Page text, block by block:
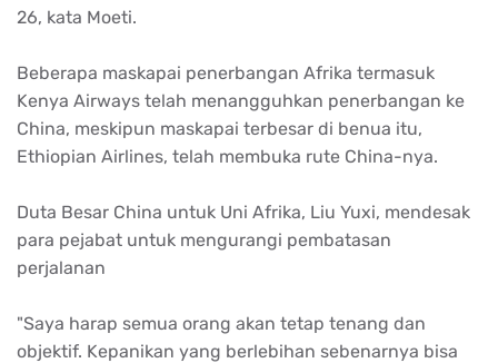
26, kata Moeti.
Beberapa maskapai penerbangan Afrika termasuk
Kenya Airways telah menangguhkan penerbangan ke
China, meskipun maskapai terbesar di benua itu,
Ethiopian Airlines, telah membuka rute China-nya.
Duta Besar China untuk Uni Afrika, Liu Yuxi, mendesak
para pejabat untuk mengurangi pembatasan
perjalanan
"Saya harap semua orang akan tetap tenang dan
objektif. Kepanikan yang berlebihan sebenarnya bisa